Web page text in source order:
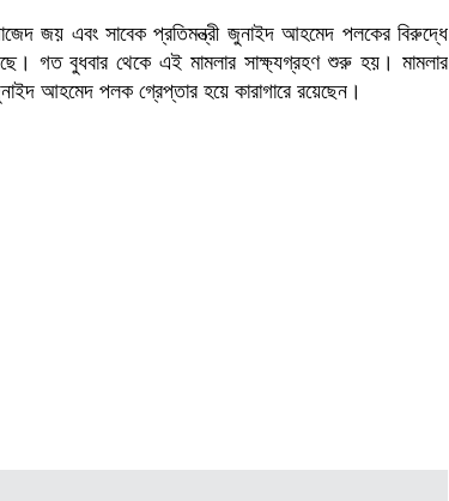
জয় এবং সাবেক প্রতিমন্ত্রী জুনাইদ আহমেদ পলকের বিরুদ্ধে
গত বুধবার থেকে এই মামলার সাক্ষ্যগ্রহণ শুরু হয়। মামলার
আহমেদ পলক গ্রেপ্তার হয়ে কারাগারে রয়েছেন।